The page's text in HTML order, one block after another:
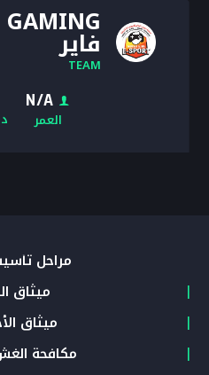
فاير
TEAM
N/A
العمر
مراحل
ميثاق
ميثاق
مكافحة